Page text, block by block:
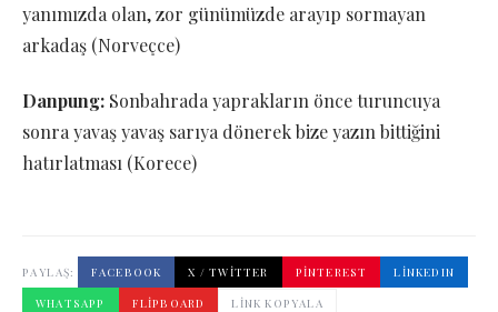
yanımızda olan, zor günümüzde arayıp sormayan
arkadaş (Norveçce)
Danpung: Sonbahrada yaprakların önce turuncuya
sonra yavaş yavaş sarıya dönerek bize yazın bittiğini
hatırlatması (Korece)
PAYLAŞ: FACEBOOK X / TWITTER PINTEREST
LINKEDIN
WHATSAPP
FLIPBOARD LINK KOPYALA